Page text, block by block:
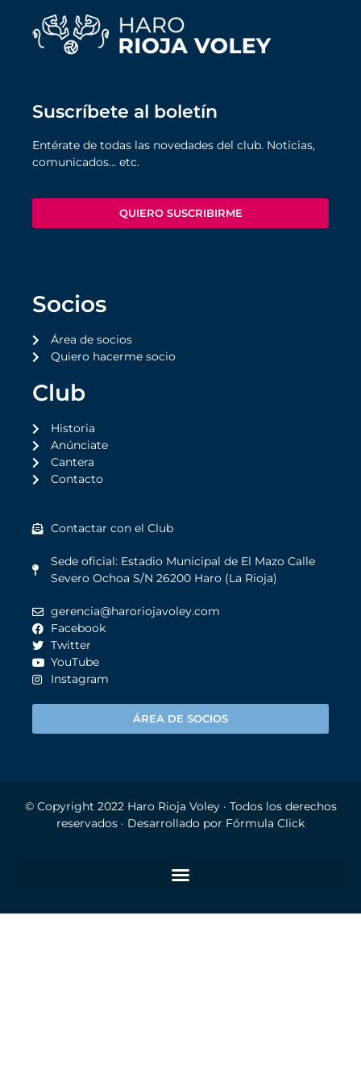
Suscríbete al boletín
Entérate de todas las novedades del club. Noticias,
comunicados… etc.
QUIERO SUSCRIBIRME
Socios
Área de socios
Quiero hacerme socio
Club
Historia
Anúnciate
Cantera
Contacto
Contactar con el Club
Sede oficial: Estadio Municipal de El Mazo Calle
Severo Ochoa S/N 26200 Haro (La Rioja)
gerencia@haroriojavoley.com
Facebook
Twitter
YouTube
Instagram
ÁREA DE SOCIOS
© Copyright 2022 Haro Rioja Voley· Todos los derechos
reservados · Desarrollado por Fórmula Click